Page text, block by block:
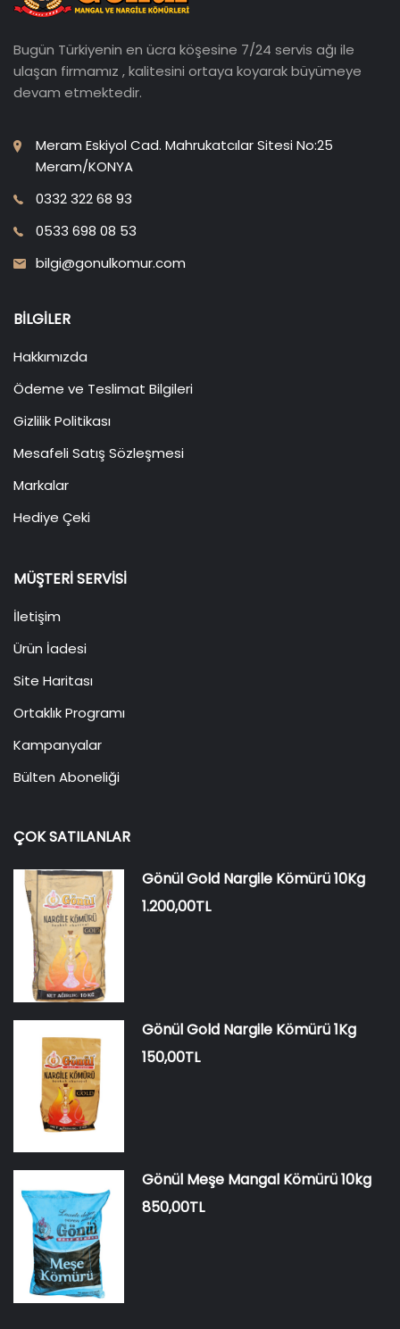
Bugün Türkiyenin en ücra köşesine 7/24 servis ağı ile
ulaşan firmamız , kalitesini ortaya koyarak büyümeye
devam etmektedir.
Meram Eskiyol Cad. Mahrukatcılar Sitesi No:25
Meram/KONYA
0332 322 68 93
0533 698 08 53
bilgi@gonulkomur.com
BILGILER
Hakkımızda
Ödeme ve Teslimat Bilgileri
Gizlilik Politikası
Mesafeli Satış Sözleşmesi
Markalar
Hediye Çeki
MÜŞTERI SERVISI
İletişim
Ürün İadesi
Site Haritası
Ortaklık Programı
Kampanyalar
Bülten Aboneliği
ÇOK SATILANLAR
Gönül Gold Nargile Kömürü 10Kg
1.200,00TL
Gönül Gold Nargile Kömürü 1Kg
150,00TL
Gönül Meşe Mangal Kömürü 10kg
850,00TL